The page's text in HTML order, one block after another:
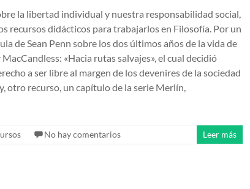
la libertad individual y nuestra responsabilidad social,
recursos didácticos para trabajarlos en Filosofía. Por un
de Sean Penn sobre los dos últimos años de la vida de
«Hacia rutas salvajes», el cual decidió
a ser libre al margen de los devenires de la sociedad
otro recurso, un capítulo de la serie Merlín,
No hay comentarios Leer más